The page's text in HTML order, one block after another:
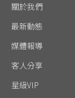
關於我們
最新動態
媒體報導
客人分享
星級VIP